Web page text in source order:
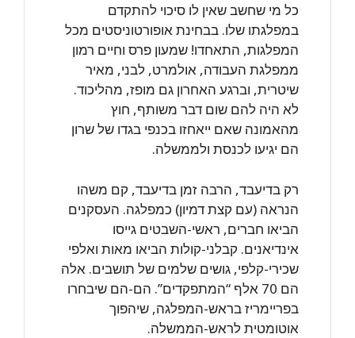
כל מי שחשב שאין לו סיכוי להתקדם
במפלגתו שלו. בבחינת אופורטוניסטים מכל
המפלגות, התאחדו! שמעון פרס וחיים רמון
ממפלגת העבודה, אולמרט, לבני, מאיר
שיטרית, וברגע האחרון גם מופז, מהליכוד.
לא היה להם שום דבר משותף, חוץ
מהאמונה שאם ייאחזו בכנפי בגדו של שרון
הם יגיעו לכנסת ולממשלה.
רק בדיעבד, הרבה זמן בדיעבד, קם משהו
הנראה (עם קצת דמיון) כמפלגה. העסקנים
הביאו חברים, ראשי-השבטים גייסו
אינדיאנים. קבלני-קולות הביאו מאות ואלפי
שכירי-קלפי, גושים שלמים של תושבים. אלה
הם 70 אלף “המתפקדים”. הם-הם שיבחרו
בפריימריז בראש-המפלגה, שיהפוך
אוטומטית לראש-הממשלה.